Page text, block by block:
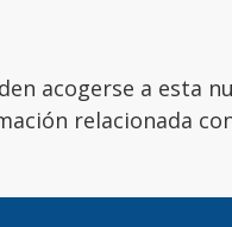
acogerse a esta
relacionada